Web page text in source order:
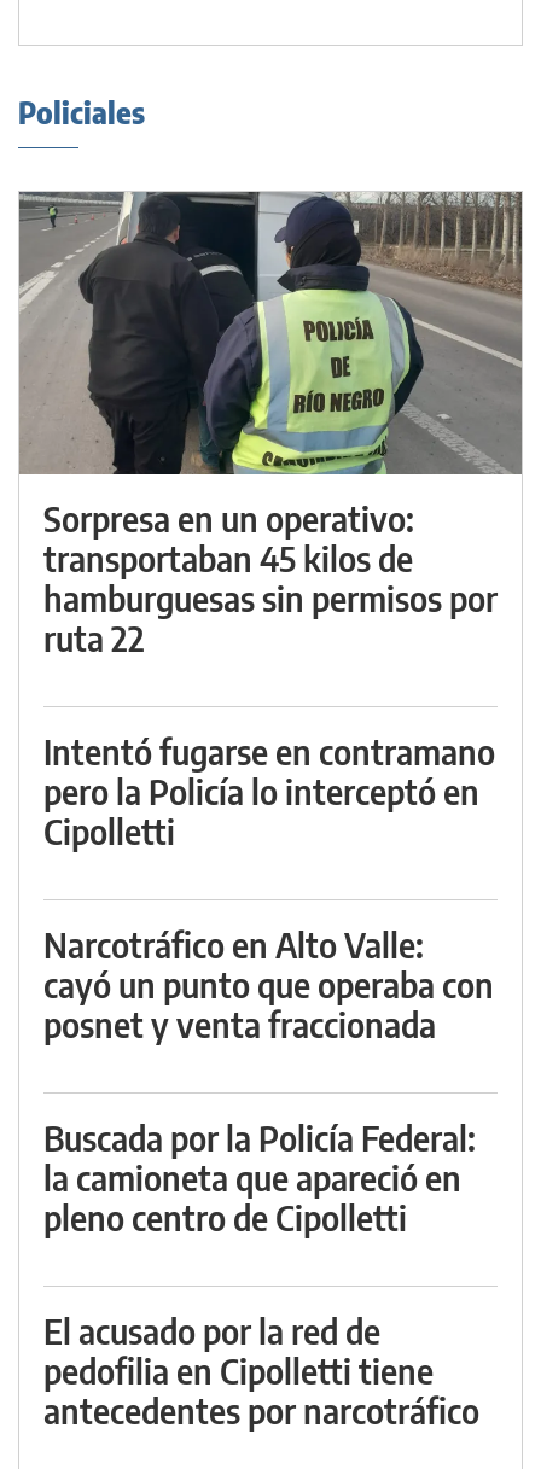
Policiales
Sorpresa en un operativo:
transportaban 45 kilos de
hamburguesas sin permisos por
ruta 22
Intentó fugarse en contramano
pero la Policía lo interceptó en
Cipolletti
Narcotráfico en Alto Valle:
cayó un punto que operaba con
posnet y venta fraccionada
Buscada por la Policía Federal:
la camioneta que apareció en
pleno centro de Cipolletti
El acusado por la red de
pedofilia en Cipolletti tiene
antecedentes por narcotráfico